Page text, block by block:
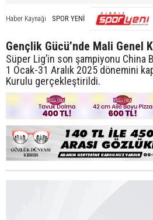
Haber Kaynağı SPOR YENİ
Gençlik Gücü’nde Mali Genel
Süper Lig’in son şampiyonu China
1 Ocak-31 Aralık 2025 dönemini
Kurulu gerçekleştirildi.